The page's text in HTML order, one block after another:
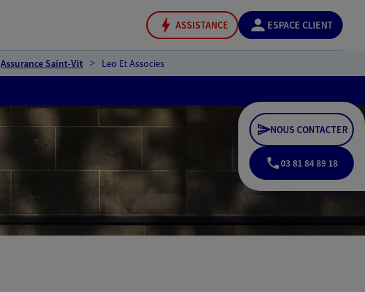
ASSISTANCE ESPACE CLIENT
Assurance Saint-Vit Leo Et Associes
NOUS CONTACTER
03 81 84 89 18